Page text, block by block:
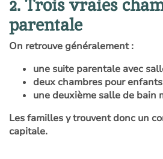
2. Trois vraies
parentale
On retrouve généralement :
une suite parentale avec
deux chambres pour
une deuxième salle de bain
Les familles y trouvent donc un
capitale.